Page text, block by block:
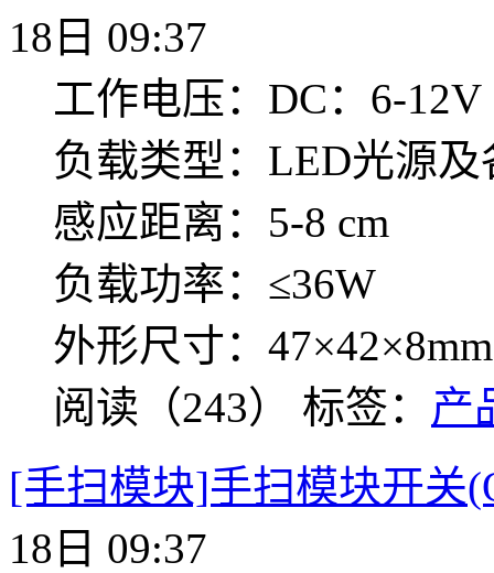
18日 09:37
工作电压：DC：6-12V
负载类型：LED光源
感应距离：5-8 cm
负载功率：≤36W
外形尺寸：47×42×8mm
阅读（243） 标签： 产
[手扫模块]手扫模块开关
18日 09:37